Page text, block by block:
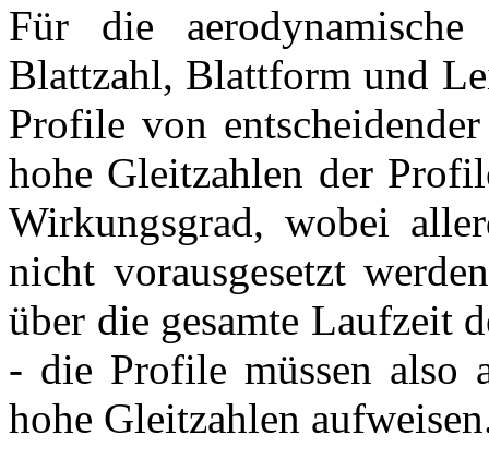
Für die
Blattzahl, Blattform und
Profile von
hohe Gleitzahlen der
Wirkungsgrad, wobei
nicht vorausgesetzt
über die gesamte Laufzeit
- die Profile müssen also
hohe Gleitzahlen